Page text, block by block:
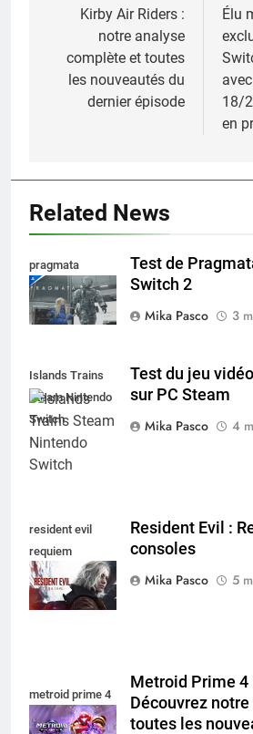
l’article
Kirby Air Riders :
notre analyse
complète et toutes
les nouveautés du
dernier épisode
Élu
18/
en
Related News
pragmata
Test de
Switch 2
Mika Pasco
3
Islands Trains
Steam Nintendo
Switch
Test du jeu
sur PC Steam
Mika Pasco
4
resident evil
requiem
nintendo switch
Resident Evil :
consoles
Mika Pasco
5
metroid prime 4
Metroid Prime 4
Découvrez
toutes les